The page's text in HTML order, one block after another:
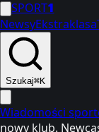
SPORT1
NewsyEkstraklasa
Szukaj⌘K
Wiadomości
nowy klub.